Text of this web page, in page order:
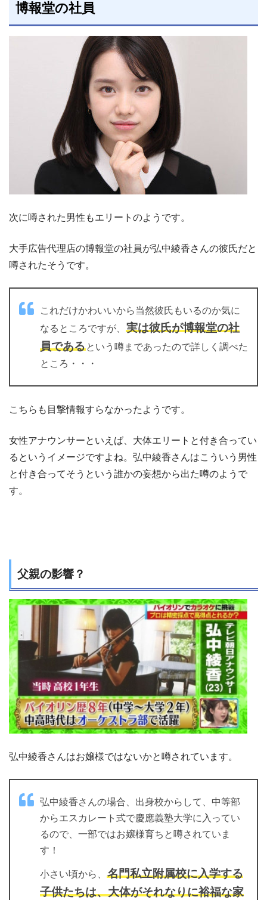
博報堂の社員
次に噂された男性もエリートのようです。
大手広告代理店の博報堂の社員が弘中綾香さんの彼氏だと
噂されたそうです。
これだけかわいいから当然彼氏もいるのか気に
なるところですが、 実は彼氏が博報堂の社
員であるという噂まであったので詳しく調べた
ところ・・・
こちらも目撃情報すらなかったようです。
女性アナウンサーといえば、大体エリートと付き合ってい
るというイメージですよね。弘中綾香さんはこういう男性
と付き合ってそうという誰かの妄想から出た噂のようで
す。
父親の影響？
弘中綾香さんはお嬢様ではないかと噂されています。
弘中綾香さんの場合、出身校からして、中等部
からエスカレート式で慶應義塾大学に入ってい
るので、一部ではお嬢様育ちと噂されていま
す！
小さい頃から、 名門私立附属校に入学する
子供たちは、大体がそれなりに裕福な家